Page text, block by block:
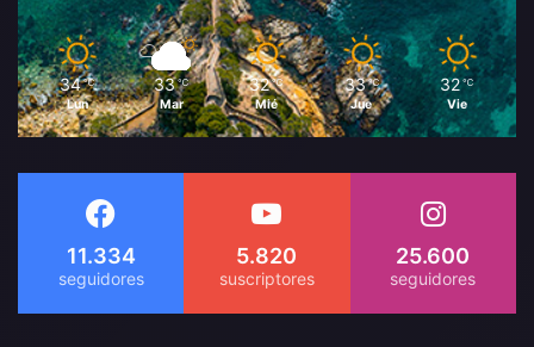
34 ℃
Lun
33 ℃
Mar
32 ℃
Mié
33 ℃
Jue
32 ℃
Vie
11.334 5.820 25.600